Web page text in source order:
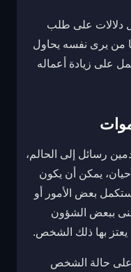
دلالات على طلب
من يرى نفسه يحاول
على زيادة أعماله
رسائل إلى الحالم،
يمكن أن يكون
بعض الأمور أو
ببعض الشؤون
يعتز بها ذلك الشخص.
على حالة الشخص